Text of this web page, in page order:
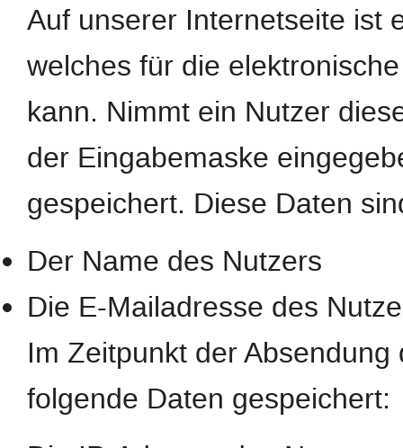
Auf unserer Internetseite ist
welches für die
kann. Nimmt ein Nutzer
der Eingabemaske
gespeichert. Diese Daten
Der Name des Nutzers
Die E-Mailadresse des
Im Zeitpunkt der
folgende Daten gespeichert: